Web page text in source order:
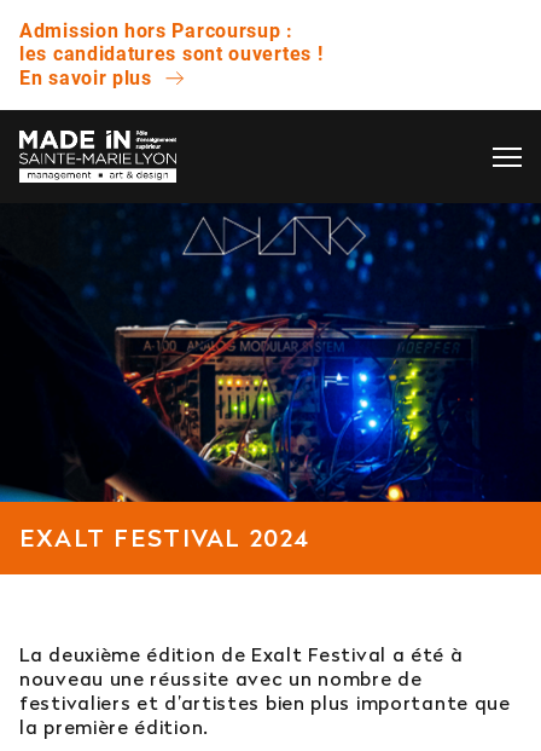
Admission hors Parcoursup :
les candidatures sont ouvertes !
En savoir plus
L’ÉCOLE
VIE ÉTUDIANTE
ENTREPRISE
NOS RÉSULTATS
EXALT FESTIVAL 2024
La deuxième édition de Exalt Festival a été à
nouveau une réussite avec un nombre de
festivaliers et d’artistes bien plus importante que
la première édition.
QUESTIONS FRÉQUENTES
Avez-vous des journées portes ouvertes ?
Quelle est la différence entre un bachelor et
une licence ?
Est-il possible d’intégrer l’école en 2e ou 3e
Quelles sont les poursuites d’études ?